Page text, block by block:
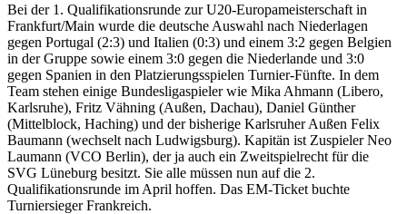
Bei der 1. Qualifikationsrunde zur U20-Europameisterschaft in
Frankfurt/Main wurde die deutsche Auswahl nach Niederlagen
gegen Portugal (2:3) und Italien (0:3) und einem 3:2 gegen Belgien
in der Gruppe sowie einem 3:0 gegen die Niederlande und 3:0
gegen Spanien in den Platzierungsspielen Turnier-Fünfte. In dem
Team stehen einige Bundesligaspieler wie Mika Ahmann (Libero,
Karlsruhe), Fritz Vähning (Außen, Dachau), Daniel Günther
(Mittelblock, Haching) und der bisherige Karlsruher Außen Felix
Baumann (wechselt nach Ludwigsburg). Kapitän ist Zuspieler Neo
Laumann (VCO Berlin), der ja auch ein Zweitspielrecht für die
SVG Lüneburg besitzt. Sie alle müssen nun auf die 2.
Qualifikationsrunde im April hoffen. Das EM-Ticket buchte
Turniersieger Frankreich.